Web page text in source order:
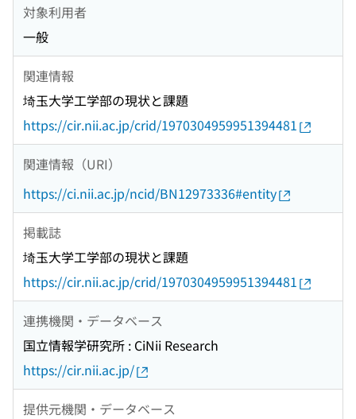
対象利用者
一般
関連情報
埼玉大学工学部の現状と課題
https://cir.nii.ac.jp/crid/1970304959951394481
関連情報（URI）
https://ci.nii.ac.jp/ncid/BN12973336#entity
掲載誌
埼玉大学工学部の現状と課題
https://cir.nii.ac.jp/crid/1970304959951394481
連携機関・データベース
国立情報学研究所 : CiNii Research
https://cir.nii.ac.jp/
提供元機関・データベース